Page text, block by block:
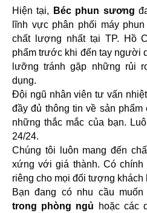
Hiện tại, Béc phun sương
lĩnh vực phân phối máy
chất lượng nhất tại TP. Hồ
phẩm trước khi đến tay người
lưỡng tránh gặp những rủi
dụng.
Đội ngũ nhân viên tư vấn
đầy đủ thông tin về sản
những thắc mắc của bạn.
24/24.
Chúng tôi luôn mang đến
xứng với giá thành. Có
riêng cho mọi đối tượng khách
Bạn đang có nhu cầu muốn
trong phòng ngủ hoặc các